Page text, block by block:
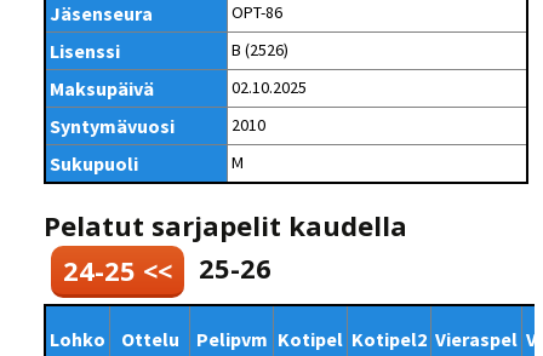
Jäsenseura OPT-86
Lisenssi B (2526)
Maksupäivä 02.10.2025
Syntymävuosi 2010
Sukupuoli M
Pelatut sarjapelit kaudella
24-25 <<
25-26
Lohko Ottelu Pelipvm Kotipel Kotipel2 Vieraspel